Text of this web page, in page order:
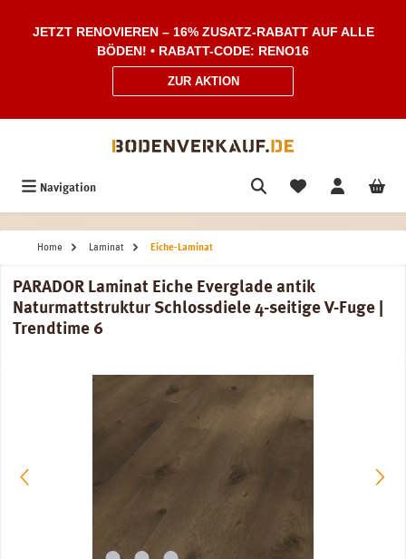
JETZT RENOVIEREN – 16% ZUSATZ-RABATT AUF ALLE
BÖDEN! • RABATT-CODE: RENO16
ZUR AKTION
Navigation
Home Laminat Eiche-Laminat
PARADOR Laminat Eiche Everglade antik
Naturmattstruktur Schlossdiele 4-seitige V-Fuge |
Trendtime 6
Bildergalerie überspringen